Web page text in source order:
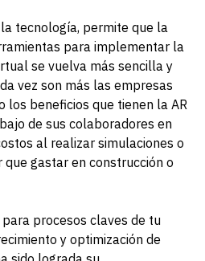
tecnología, permite que la
para implementar la
se vuelva más sencilla y
vez son más las empresas
los beneficios que tienen la AR
de sus colaboradores en
al realizar simulaciones o
que gastar en construcción o
procesos claves de tu
y optimización de